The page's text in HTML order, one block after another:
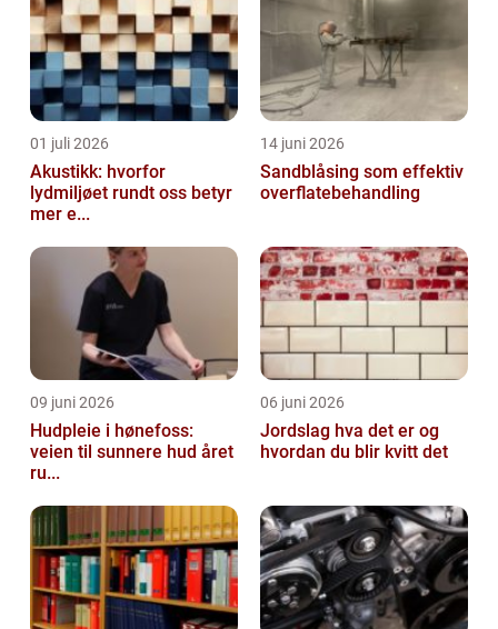
01 juli 2026
Akustikk: hvorfor
lydmiljøet rundt oss betyr
mer e...
14 juni 2026
Sandblåsing som effektiv
overflatebehandling
09 juni 2026
Hudpleie i hønefoss:
veien til sunnere hud året
ru...
06 juni 2026
Jordslag hva det er og
hvordan du blir kvitt det